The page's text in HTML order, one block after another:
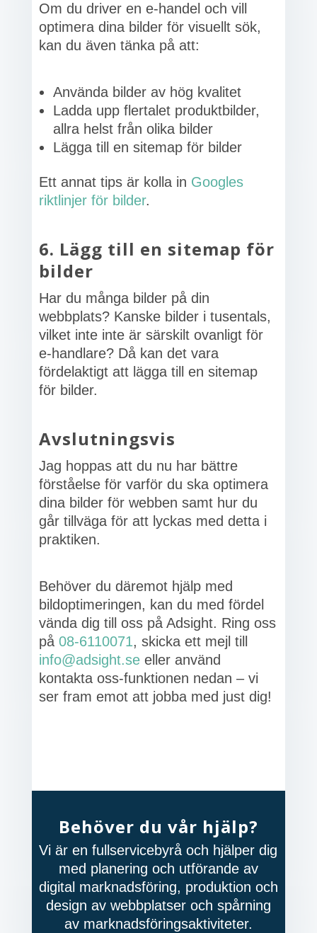
Om du driver en e-handel och vill
optimera dina bilder för visuellt sök,
kan du även tänka på att:
Använda bilder av hög kvalitet
Ladda upp flertalet produktbilder,
allra helst från olika bilder
Lägga till en sitemap för bilder
Ett annat tips är kolla in Googles
riktlinjer för bilder.
6. Lägg till en sitemap för
bilder
Har du många bilder på din
webbplats? Kanske bilder i tusentals,
vilket inte inte är särskilt ovanligt för
e-handlare? Då kan det vara
fördelaktigt att lägga till en sitemap
för bilder.
Avslutningsvis
Jag hoppas att du nu har bättre
förståelse för varför du ska optimera
dina bilder för webben samt hur du
går tillväga för att lyckas med detta i
praktiken.
Behöver du däremot hjälp med
bildoptimeringen, kan du med fördel
vända dig till oss på Adsight. Ring oss
på 08-6110071, skicka ett mejl till
info@adsight.seeller använd
kontakta oss-funktionen nedan – vi
ser fram emot att jobba med just dig!
Behöver du vår hjälp?
Vi är en fullservicebyrå och hjälper dig
med planering och utförande av
digital marknadsföring, produktion och
design av webbplatser och spårning
av marknadsföringsaktiviteter.